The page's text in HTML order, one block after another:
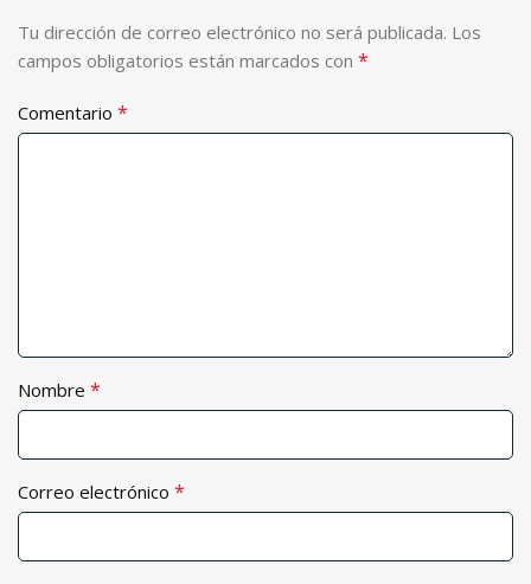
Tu dirección de correo electrónico no será publicada. Los
campos obligatorios están marcados con *
Comentario *
Nombre *
Correo electrónico *